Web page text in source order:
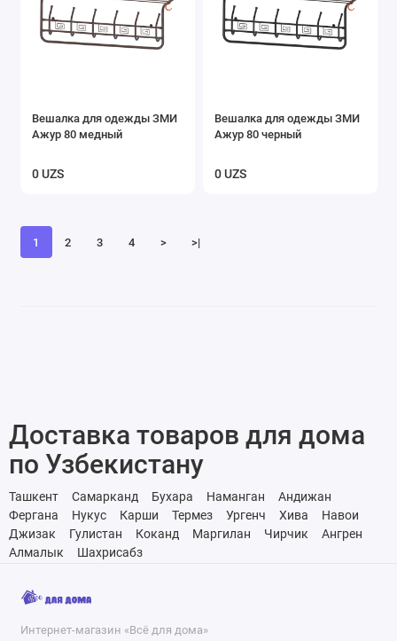
Вешалка для одежды ЗМИ
Ажур 80 медный
0 UZS
Вешалка для одежды ЗМИ
Ажур 80 черный
0 UZS
1 2 3 4 > >|
Доставка товаров для дома
по Узбекистану
Ташкент Самарканд Бухара Наманган
Андижан
Фергана
Нукус Карши Термез Ургенч Хива
Навои
Джизак
Гулистан Коканд Маргилан Чирчик
Ангрен
Алмалык
Шахрисабз
Интернет-магазин «Всё для дома»